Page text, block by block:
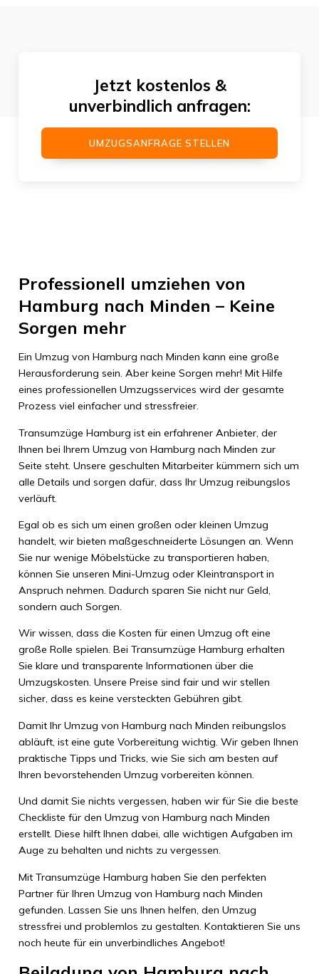
Jetzt kostenlos &
unverbindlich anfragen:
UMZUGSANFRAGE STELLEN
Professionell umziehen von
Hamburg nach Minden – Keine
Sorgen mehr
Ein Umzug von Hamburg nach Minden kann eine große
Herausforderung sein. Aber keine Sorgen mehr! Mit Hilfe
eines professionellen Umzugsservices wird der gesamte
Prozess viel einfacher und stressfreier.
Transumzüge Hamburg ist ein erfahrener Anbieter, der
Ihnen bei Ihrem Umzug von Hamburg nach Minden zur
Seite steht. Unsere geschulten Mitarbeiter kümmern sich um
alle Details und sorgen dafür, dass Ihr Umzug reibungslos
verläuft.
Egal ob es sich um einen großen oder kleinen Umzug
handelt, wir bieten maßgeschneiderte Lösungen an. Wenn
Sie nur wenige Möbelstücke zu transportieren haben,
können Sie unseren Mini-Umzug oder Kleintransport in
Anspruch nehmen. Dadurch sparen Sie nicht nur Geld,
sondern auch Sorgen.
Wir wissen, dass die Kosten für einen Umzug oft eine
große Rolle spielen. Bei Transumzüge Hamburg erhalten
Sie klare und transparente Informationen über die
Umzugskosten. Unsere Preise sind fair und wir stellen
sicher, dass es keine versteckten Gebühren gibt.
Damit Ihr Umzug von Hamburg nach Minden reibungslos
abläuft, ist eine gute Vorbereitung wichtig. Wir geben Ihnen
praktische Tipps und Tricks, wie Sie sich am besten auf
Ihren bevorstehenden Umzug vorbereiten können.
Und damit Sie nichts vergessen, haben wir für Sie die beste
Checkliste für den Umzug von Hamburg nach Minden
erstellt. Diese hilft Ihnen dabei, alle wichtigen Aufgaben im
Auge zu behalten und nichts zu vergessen.
Mit Transumzüge Hamburg haben Sie den perfekten
Partner für Ihren Umzug von Hamburg nach Minden
gefunden. Lassen Sie uns Ihnen helfen, den Umzug
stressfrei und problemlos zu gestalten. Kontaktieren Sie uns
noch heute für ein unverbindliches Angebot!